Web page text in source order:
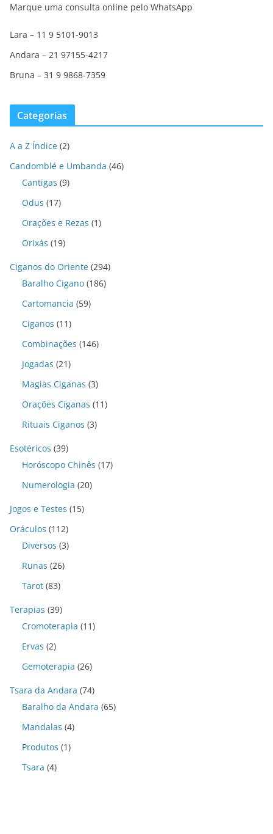
Marque uma consulta online pelo WhatsApp
Lara – 11 9 5101-9013
Andara – 21 97155-4217
Bruna – 31 9 9868-7359
Categorias
A a Z Índice (2)
Candomblé e Umbanda (46)
Cantigas (9)
Odus (17)
Orações e Rezas (1)
Orixás (19)
Ciganos do Oriente (294)
Baralho Cigano (186)
Cartomancia (59)
Ciganos (11)
Combinações (146)
Jogadas (21)
Magias Ciganas (3)
Orações Ciganas (11)
Rituais Ciganos (3)
Esotéricos (39)
Horóscopo Chinês (17)
Numerologia (20)
Jogos e Testes (15)
Oráculos (112)
Diversos (3)
Runas (26)
Tarot (83)
Terapias (39)
Cromoterapia (11)
Ervas (2)
Gemoterapia (26)
Tsara da Andara (74)
Baralho da Andara (65)
Mandalas (4)
Produtos (1)
Tsara (4)